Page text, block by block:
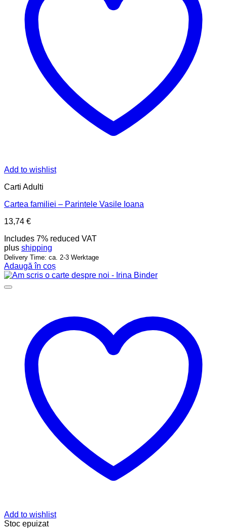
Add to wishlist
Carti Adulti
Cartea familiei – Parintele Vasile Ioana
13,74 €
Includes 7% reduced VAT
plus shipping
Delivery Time: ca. 2-3 Werktage
Adaugă în coș
Add to wishlist
Stoc epuizat